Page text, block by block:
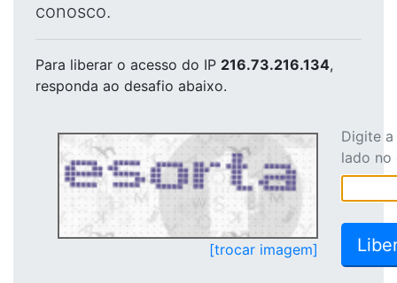
conosco.
Para liberar o acesso do IP 216.73.216.134,
responda ao desafio abaixo.
[trocar imagem]
Digite
lado no